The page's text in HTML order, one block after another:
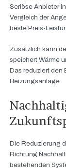
Seriöse Anbieter
Vergleich der
beste Preis-
Zusätzlich kann
speichert Wärme
Das reduziert den
Heizungsanlage.
Die Reduzierung
Richtung
bestehenden